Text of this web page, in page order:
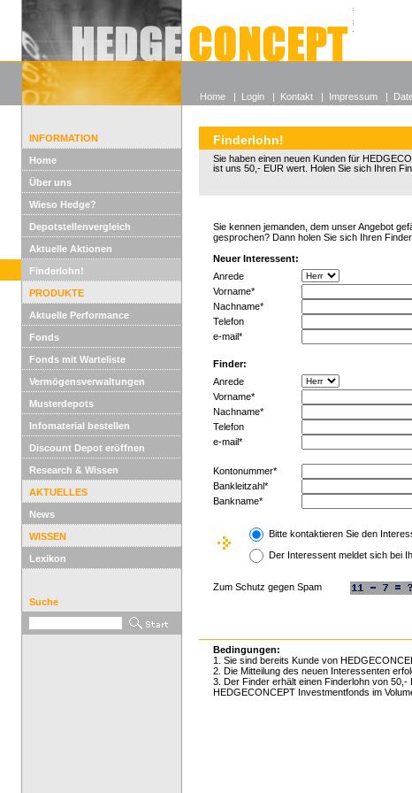
Alle offenen
Wieso
INFORMATION
Home
Über uns
Wieso Hedge?
Depotstellenvergleich
Aktuelle Aktionen
Finderlohn!
PRODUKTE
Aktuelle Performance
Fonds
Fonds mit Warteliste
Vermögensverwaltungen
Musterdepots
Infomaterial bestellen
Discount Depot eröffnen
Research & Wissen
AKTUELLES
News
WISSEN
Lexikon
Suche
Finderlohn!
Sie haben einen neuen Kunden für
ist uns 50,- EUR wert. Holen Sie sich Ihren
Sie kennen jemanden, dem unser Angebot
gesprochen? Dann holen Sie sich Ihren
Neuer Interessent:
Anrede
Vorname*
Nachname*
Telefon
e-mail*
Finder:
Anrede
Vorname*
Nachname*
Telefon
e-mail*
Kontonummer*
Bankleitzahl*
Bankname*
Bitte kontaktieren Sie den
Der Interessent meldet sich bei
Zum Schutz gegen Spam
Bedingungen:
1. Sie sind bereits Kunde von
2. Die Mitteilung des neuen Interessenten
3. Der Finder erhält einen Finderlohn von
HEDGECONCEPT Investmentfonds im
Home | Login | Kontakt | Impressum |